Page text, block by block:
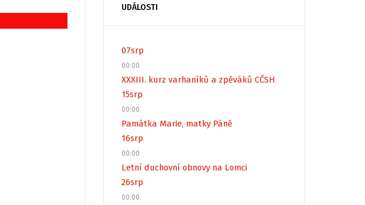
UDÁLOSTI
07srp
00:00
XXXIII. kurz varhaníků a zpěváků CČSH
15srp
00:00
Památka Marie, matky Páně
16srp
00:00
Letní duchovní obnovy na Lomci
26srp
00:00